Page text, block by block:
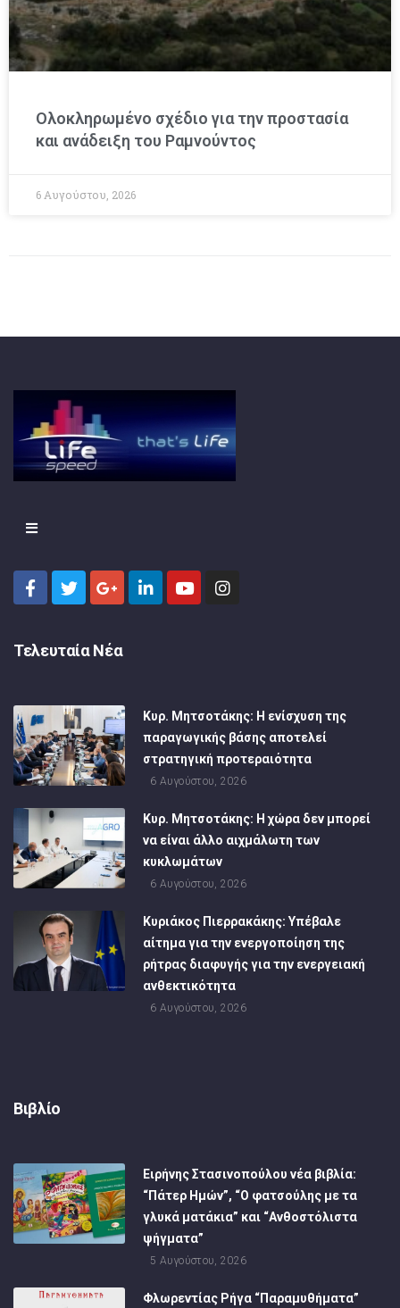
Ολοκληρωμένο σχέδιο για την προστασία
και ανάδειξη του Ραμνούντος
6 Αυγούστου, 2026
Τελευταία Νέα
Κυρ. Μητσοτάκης: Η ενίσχυση της
παραγωγικής βάσης αποτελεί
στρατηγική προτεραιότητα
6 Αυγούστου, 2026
Κυρ. Μητσοτάκης: Η χώρα δεν μπορεί
να είναι άλλο αιχμάλωτη των
κυκλωμάτων
6 Αυγούστου, 2026
Κυριάκος Πιερρακάκης: Υπέβαλε
αίτημα για την ενεργοποίηση της
ρήτρας διαφυγής για την ενεργειακή
ανθεκτικότητα
6 Αυγούστου, 2026
Βιβλίο
Ειρήνης Στασινοπούλου νέα βιβλία:
“Πάτερ Ημών”, “Ο φατσούλης με τα
γλυκά ματάκια” και “Ανθοστόλιστα
ψήγματα”
5 Αυγούστου, 2026
Φλωρεντίας Ρήγα “Παραμυθήματα”